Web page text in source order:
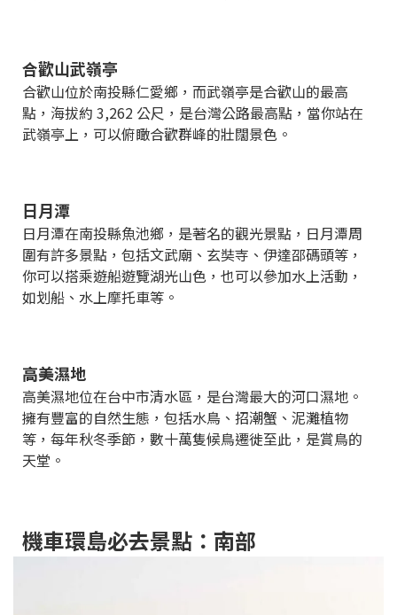
合歡山武嶺亭
合歡山位於南投縣仁愛鄉，而武嶺亭是合歡山的最高
點，海拔約 3,262 公尺，是台灣公路最高點，當你站在
武嶺亭上，可以俯瞰合歡群峰的壯闊景色。
日月潭
日月潭在南投縣魚池鄉，是著名的觀光景點，日月潭周
圍有許多景點，包括文武廟、玄奘寺、伊達邵碼頭等，
你可以搭乘遊船遊覽湖光山色，也可以參加水上活動，
如划船、水上摩托車等。
高美濕地
高美濕地位在台中市清水區，是台灣最大的河口濕地。
擁有豐富的自然生態，包括水鳥、招潮蟹、泥灘植物
等，每年秋冬季節，數十萬隻候鳥遷徙至此，是賞鳥的
天堂。
機車環島必去景點：南部